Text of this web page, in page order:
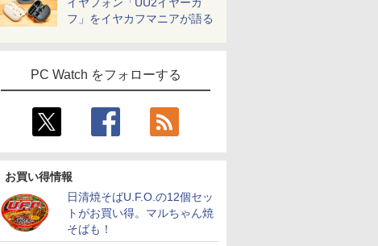
フ」をイヤカフマニアが語る
PC Watch をフォローする
お買い得情報
日清焼そばU.F.O.の12個セッ
トがお買い得。マルちゃん焼
そばも！